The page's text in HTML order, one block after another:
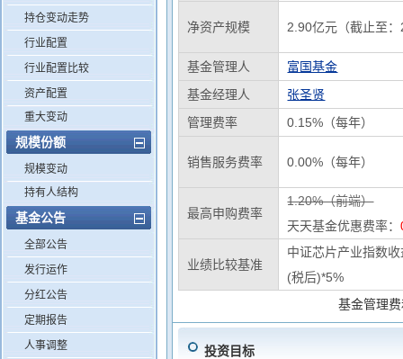
持仓变动走势
行业配置
行业配置比较
资产配置
重大变动
规模份额
规模变动
持有人结构
基金公告
全部公告
发行运作
分红公告
定期报告
人事调整
净资产规模 2.90亿元（截止至
基金管理人
富国基金
基金经理人
张圣贤
管理费率
0.15%（每年）
销售服务费率 0.00%（每年）
最高申购费率
1.20%（前端）
天天基金优惠费率：
业绩比较基准
中证芯片产业指数
(税后)*5%
基金管理
投资目标